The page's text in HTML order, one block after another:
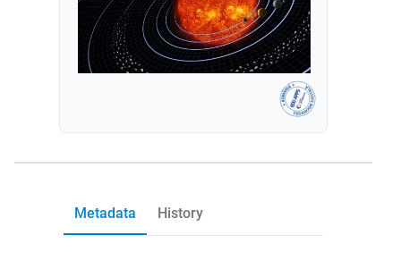
Metadata History